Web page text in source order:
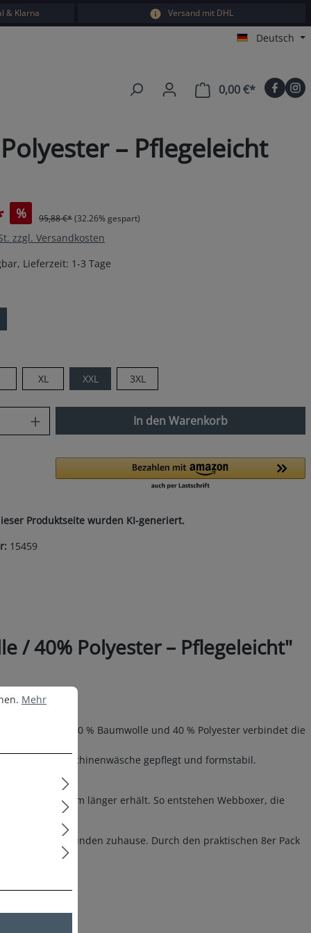
& Klarna Versand mit DHL
Deutsch
0,00 €*Warenkorb
– Pflegeleicht
% 95,88 €*(32.26% gespart)
zzgl. Versandkosten
Lieferzeit: 1-3 Tage
XL XXL 3XL
Gib den gewünschten Wert
In den Warenkorb
Produktseite wurden KI-generiert.
15459
/ 40% Polyester – Pflegeleicht"
aus 60 % Baumwolle und 40 % Polyester verbindet die
oder der Maschinenwäsche gepflegt und formstabil.
schätzen.
und die Form länger erhält. So entstehen Webboxer, die
Stunden zuhause. Durch den praktischen 8er Pack
Mehr Informationen ...
Mehr